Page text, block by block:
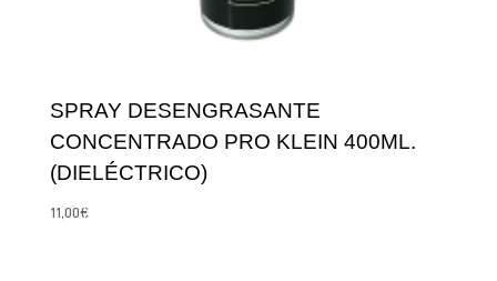
SPRAY DESENGRASANTE
CONCENTRADO PRO KLEIN 400ML.
(DIELÉCTRICO)
11,00€